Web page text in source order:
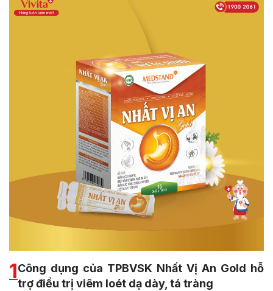
1Công dụng của TPBVSK Nhất Vị An Gold hỗ
trợ điều trị viêm loét dạ dày, tá tràng